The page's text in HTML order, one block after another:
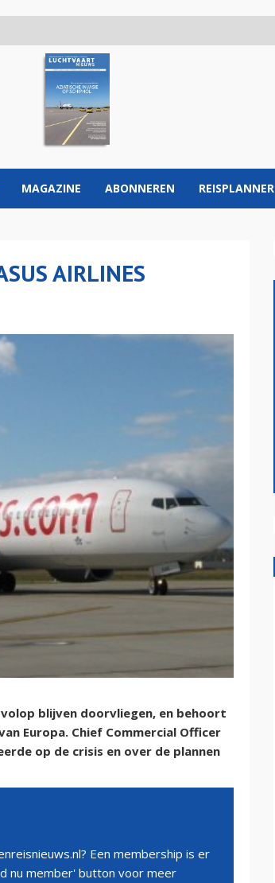
MAGAZINE ABONNEREN REISPLANNER
AIRLINES
volop blijven doorvliegen, en behoort
Europa. Chief Commercial Officer
op de crisis en over de plannen
Een membership is er
nu member' button voor meer